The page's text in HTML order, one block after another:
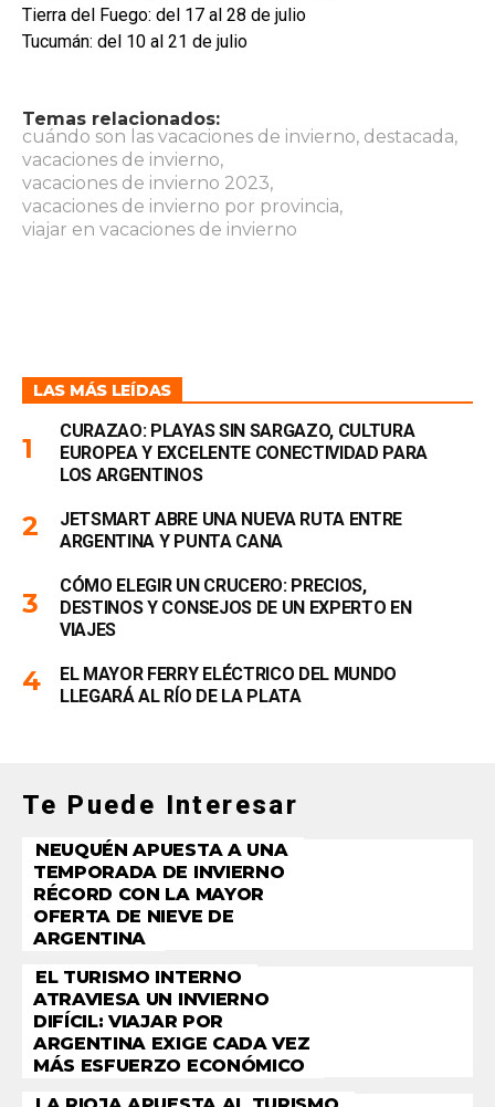
Tierra del Fuego: del 17 al 28 de julio
Tucumán: del 10 al 21 de julio
Temas relacionados:
cuándo son las vacaciones de invierno, destacada,
vacaciones de invierno,
vacaciones de invierno 2023,
vacaciones de invierno por provincia,
viajar en vacaciones de invierno
LAS MÁS LEÍDAS
CURAZAO: PLAYAS SIN SARGAZO, CULTURA
EUROPEA Y EXCELENTE CONECTIVIDAD PARA
LOS ARGENTINOS
JETSMART ABRE UNA NUEVA RUTA ENTRE
ARGENTINA Y PUNTA CANA
CÓMO ELEGIR UN CRUCERO: PRECIOS,
DESTINOS Y CONSEJOS DE UN EXPERTO EN
VIAJES
EL MAYOR FERRY ELÉCTRICO DEL MUNDO
LLEGARÁ AL RÍO DE LA PLATA
Te Puede Interesar
NEUQUÉN APUESTA A UNA
TEMPORADA DE INVIERNO
RÉCORD CON LA MAYOR
OFERTA DE NIEVE DE
ARGENTINA
EL TURISMO INTERNO
ATRAVIESA UN INVIERNO
DIFÍCIL: VIAJAR POR
ARGENTINA EXIGE CADA VEZ
MÁS ESFUERZO ECONÓMICO